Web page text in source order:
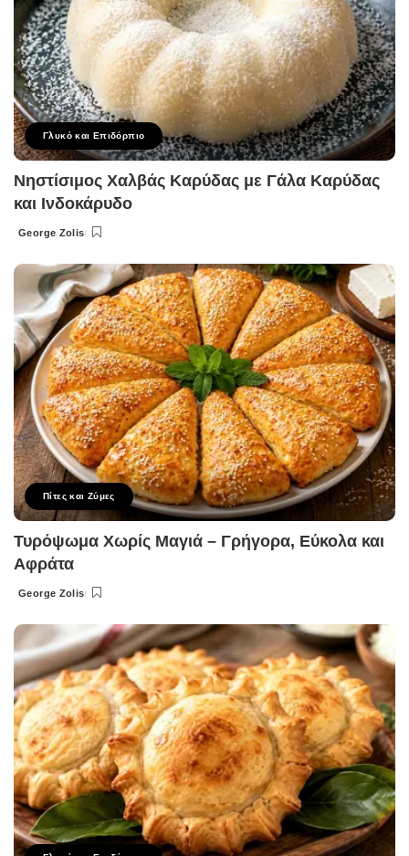
Γλυκό και Επιδόρπιο
Νηστίσιμος Χαλβάς Καρύδας με Γάλα Καρύδας
και Ινδοκάρυδο
Posted
George Zolis
Πίτες και Ζύμες
Τυρόψωμα Χωρίς Μαγιά – Γρήγορα, Εύκολα και
Αφράτα
Posted
George Zolis